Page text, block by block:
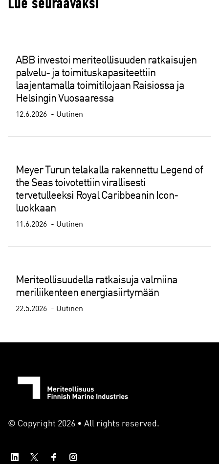
ABB investoi meriteollisuuden ratkaisujen
palvelu- ja toimituskapasiteettiin
laajentamalla toimitilojaan Raisiossa ja
Helsingin Vuosaaressa
12.6.2026 Uutinen
Meyer Turun telakalla rakennettu Legend of
the Seas toivotettiin virallisesti
tervetulleeksi Royal Caribbeanin Icon-
luokkaan
11.6.2026 Uutinen
Meriteollisuudella ratkaisuja valmiina
meriliikenteen energiasiirtymään
22.5.2026 Uutinen
© Copyright 2026 • All rights reserved.